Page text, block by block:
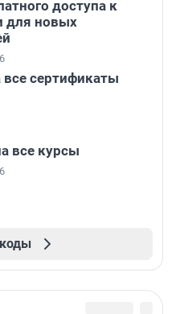
доступа к
для новых
все сертификаты
все курсы